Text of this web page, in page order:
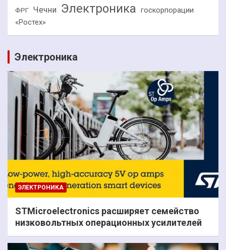
ФРГ Чечни Электроника госкорпорации
«Ростех»
Электроника
ЭЛЕКТРОНИКА
STMicroelectronics расширяет семейство
низковольтных операционных усилителей